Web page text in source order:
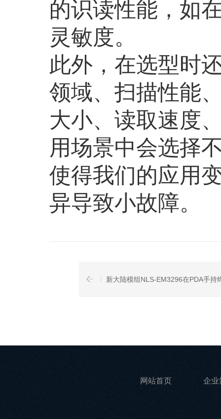
的识读性能，如
灵敏度。
此外，在选型时
领域、扫描性能
大小、读取速度
用场景中会选择
使得我们的应用
异导致小故障。
新大陆模组NLS-EM3296在PDA手持
网站首页 企业